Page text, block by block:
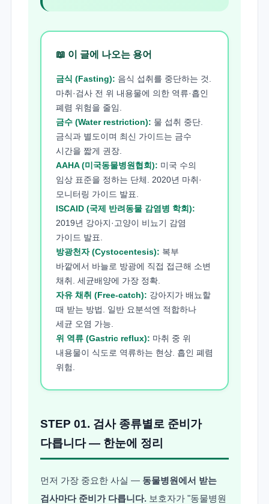
📖 이 글에 나오는 용어
금식 (Fasting): 음식 섭취를 중단하는 것.
마취·검사 전 위 내용물에 의한 역류·흡인
폐렴 위험을 줄임.
금수 (Water restriction): 물 섭취 중단.
금식과 별도이며 최신 가이드는 금수
시간을 짧게 권장.
AAHA (미국동물병원협회): 미국 수의
임상 표준을 정하는 단체. 2020년 마취·
모니터링 가이드 발표.
ISCAID (국제 반려동물 감염병 학회):
2019년 강아지·고양이 비뇨기 감염
가이드 발표.
방광천자 (Cystocentesis): 복부
바깥에서 바늘로 방광에 직접 접근해 소변
채취. 세균배양에 가장 정확.
자유 채취 (Free-catch): 강아지가 배뇨할
때 받는 방법. 일반 요분석엔 적합하나
세균 오염 가능.
위 역류 (Gastric reflux): 마취 중 위
내용물이 식도로 역류하는 현상. 흡인 폐렴
위험.
STEP 01. 검사 종류별로 준비가
다릅니다 — 한눈에 정리
먼저 가장 중요한 사실 — 동물병원에서 받는
검사마다 준비가 다릅니다.보호자가 "동물병원